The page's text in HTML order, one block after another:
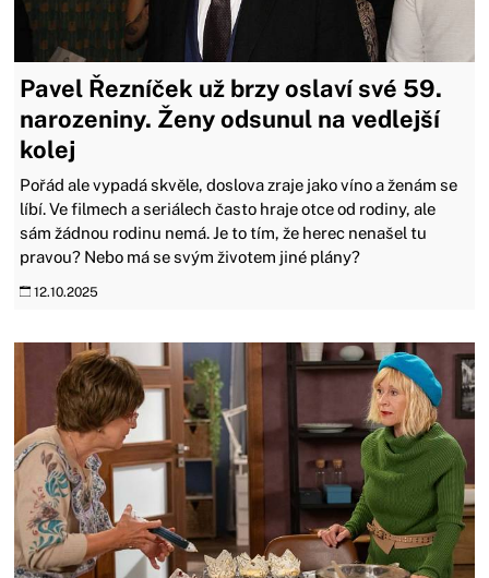
Pavel Řezníček už brzy oslaví své 59.
narozeniny. Ženy odsunul na vedlejší
kolej
Pořád ale vypadá skvěle, doslova zraje jako víno a ženám se
líbí. Ve filmech a seriálech často hraje otce od rodiny, ale
sám žádnou rodinu nemá. Je to tím, že herec nenašel tu
pravou? Nebo má se svým životem jiné plány?
12.10.2025